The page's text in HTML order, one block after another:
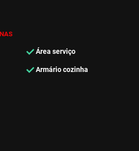
Área serviço
Armário cozinha